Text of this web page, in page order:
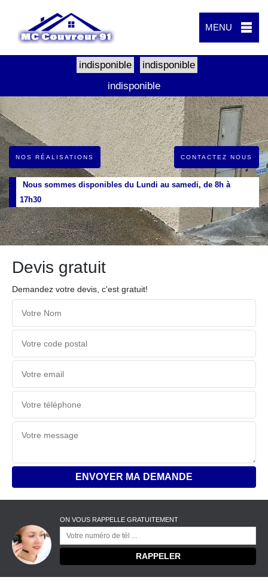
MENU
indisponible
indisponible
indisponible
NOS RÉALISATIONS CONTACTEZ NOUS
Nous sommes disponibles du Lundi au samedi, de 8h à
17h30
Devis gratuit
Demandez votre devis, c'est gratuit!
ON VOUS RAPPELLE GRATUITEMENT